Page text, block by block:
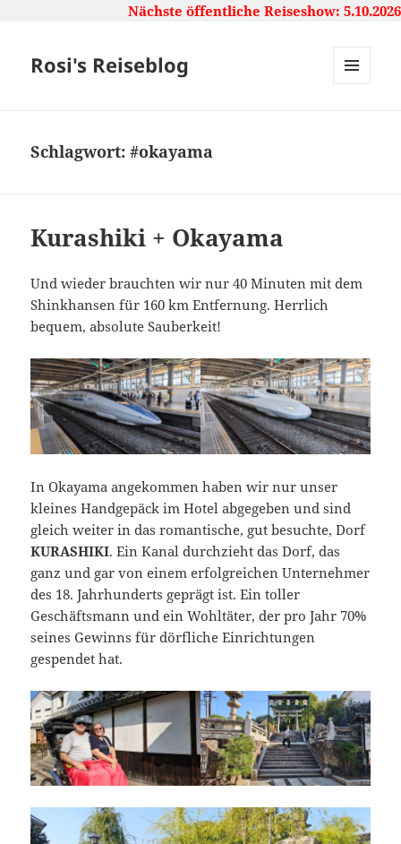
Nächste öffentliche Reiseshow:
Rosi's Reiseblog
Schlagwort:#okayama
Kurashiki + Okayama
Und wieder brauchten wir nur 40 Minuten mit dem
Shinkhansen für 160 km Entfernung. Herrlich
bequem, absolute Sauberkeit!
In Okayama angekommen haben wir nur unser
kleines Handgepäck im Hotel abgegeben und sind
gleich weiter in das romantische, gut besuchte, Dorf
KURASHIKI. Ein Kanal durchzieht das Dorf, das
ganz und gar von einem erfolgreichen Unternehmer
des 18. Jahrhunderts geprägt ist. Ein toller
Geschäftsmann und ein Wohltäter, der pro Jahr 70%
seines Gewinns für dörfliche Einrichtungen
gespendet hat.